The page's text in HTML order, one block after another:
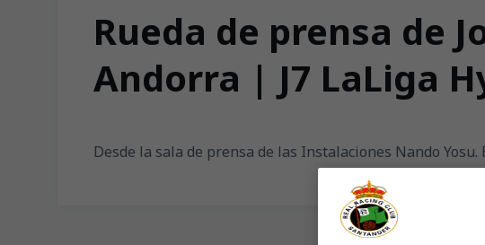
Rueda de prensa de
Andorra | J7 LaLiga
Desde la sala de prensa de las Instalaciones Nando